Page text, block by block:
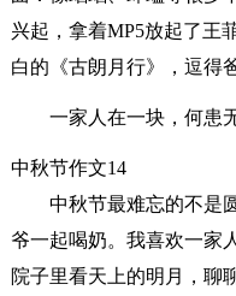
兴起，拿着MP5放起了王
白的《古朗月行》，逗得
一家人在一块，何患
中秋节作文14
中秋节最难忘的不是
爷一起喝奶。我喜欢一家
院子里看天上的明月，聊